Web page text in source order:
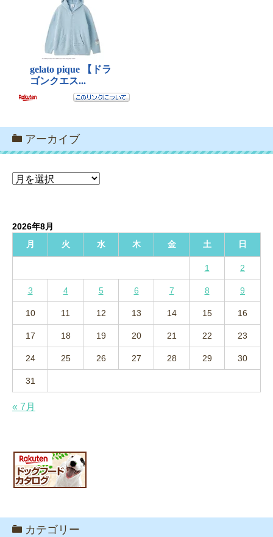
アーカイブ
ア
ブ
2026年8月
月
火 水 木 金 土 日
1 2
3 4 5 6 7 8 9
10 11 12 13 14 15 16
17 18 19 20 21 22 23
24 25 26 27 28 29 30
31
« 7月
カテゴリー